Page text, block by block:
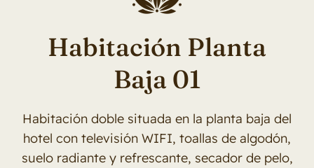
Habitación Planta
Baja 01
Habitación doble situada en la planta baja del
hotel con televisión WIFI, toallas de algodón,
suelo radiante y refrescante, secador de pelo,